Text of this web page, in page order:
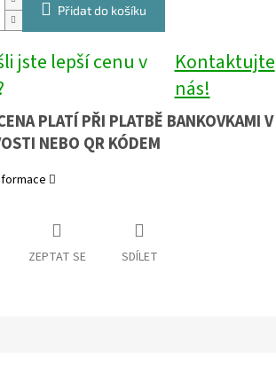
Přidat do košíku
jste lepší cenu v
Kontaktujte
nás!
PLATÍ PŘI PLATBĚ BANKOVKAMI V
NEBO QR KÓDEM
ZEPTAT SE SDÍLET